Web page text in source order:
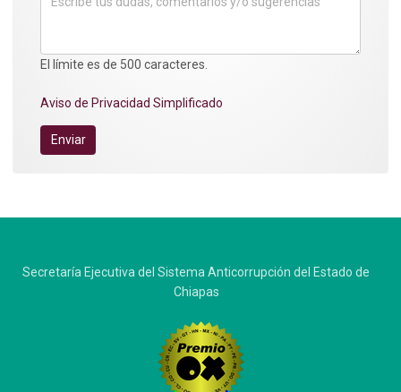
El límite es de 500 caracteres.
Aviso de Privacidad Simplificado
Enviar
Secretaría Ejecutiva del Sistema Anticorrupción del Estado de
Chiapas